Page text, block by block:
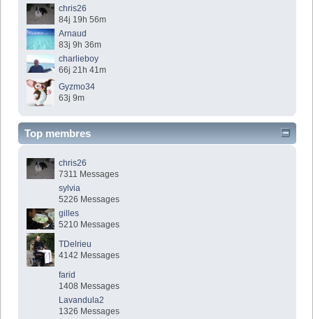
chris26
84j 19h 56m
Arnaud
83j 9h 36m
charlieboy
66j 21h 41m
Gyzmo34
63j 9m
Top membres
chris26
7311 Messages
sylvia
5226 Messages
gilles
5210 Messages
TDelrieu
4142 Messages
farid
1408 Messages
Lavandula2
1326 Messages